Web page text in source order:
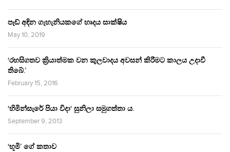
පෑඩ් අඳින ගැහැනියකගේ හෘදය සාක්ෂිය
May 10, 2019
‘රහසිගතව ක්‍රියාත්මක වන කුලවාදය අවසන් කිරීමට කාලය උදාවී
තිබේ.’
February 15, 2016
‘හිමින්සැරේ පියා විදා‘ සුනිලා සමුගත්තා ය.
September 9, 2013
‘භූමි’ ගේ කතාව